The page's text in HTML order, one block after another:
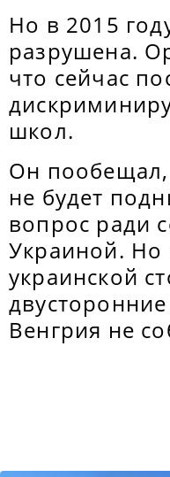
Но в 2015
разрушена.
что сейчас
школ.
Он пообещал,
не будет
вопрос ради
Украиной. Но
украинской
Венгрия не